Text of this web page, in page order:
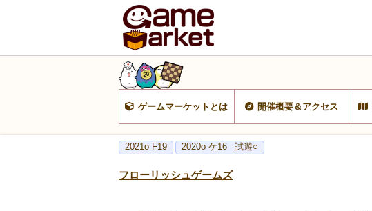
ゲームマーケットとは 開催概要＆アクセス
2021o F19 2020o ケ16 試遊○
フローリッシュゲームズ